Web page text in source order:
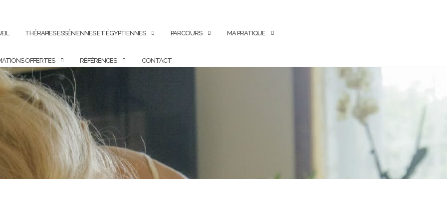
THÉRAPIES ESSÉNIENNES ET ÉGYPTIENNES PARCOURS MA PRATIQUE
OFFERTES RÉFÉRENCES CONTACT